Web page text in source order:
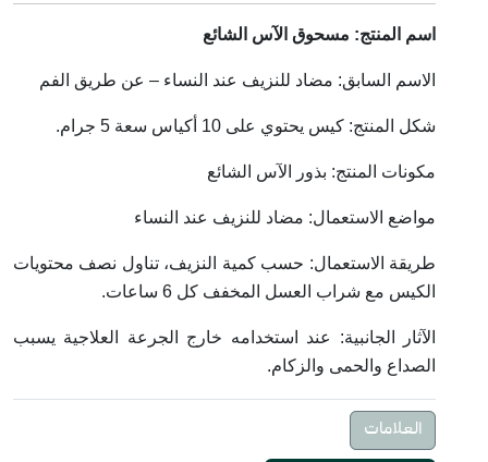
اسم المنتج: مسحوق الآس الشائع
الاسم السابق: مضاد للنزيف عند النساء – عن طريق الفم
شكل المنتج: كيس يحتوي على 10 أكياس سعة 5 جرام.
مكونات المنتج: بذور الآس الشائع
مواضع الاستعمال: مضاد للنزيف عند النساء
طريقة الاستعمال: حسب كمية النزيف، تناول نصف محتويات
الكيس مع شراب العسل المخفف كل 6 ساعات.
الآثار الجانبية: عند استخدامه خارج الجرعة العلاجية يسبب
الصداع والحمى والزكام.
العلامات